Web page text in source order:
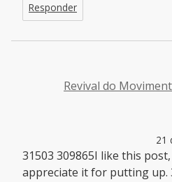
Responder
Revival do
21
31503 309865I like this
appreciate it for putting up.